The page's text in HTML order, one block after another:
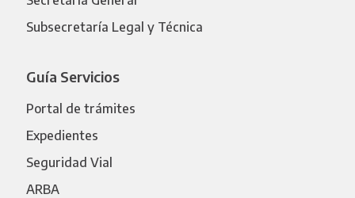
Subsecretaría Legal y Técnica
Guía Servicios
Portal de trámites
Expedientes
Seguridad Vial
ARBA